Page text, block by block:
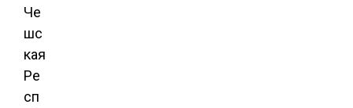
Че
шс
кая
Ре
сп